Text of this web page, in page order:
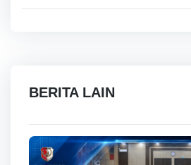
BERITA LAIN